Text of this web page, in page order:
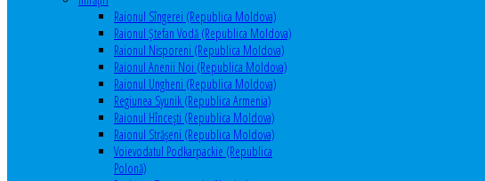
Raionul Sîngerei (Republica Moldova)
Raionul Ștefan Vodă (Republica Moldova)
Raionul Nisporeni (Republica Moldova)
Raionul Anenii Noi (Republica Moldova)
Raionul Ungheni (Republica Moldova)
Regiunea Syunik (Republica Armenia)
Raionul Hîncești (Republica Moldova)
Raionul Străşeni (Republica Moldova)
Voievodatul Podkarpackie (Republica
Polonă)